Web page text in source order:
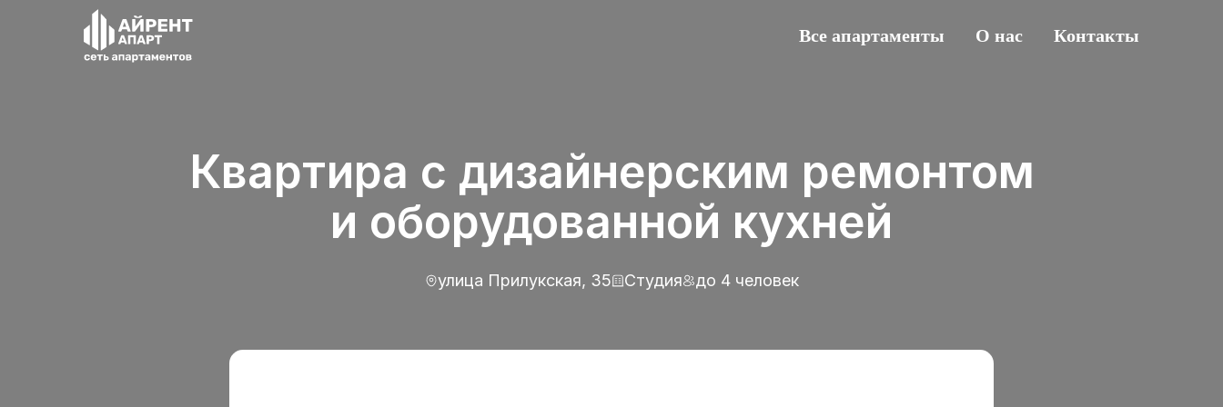
Все апартаменты О нас Контакты
Квартира с дизайнерским ремонтом
и оборудованной кухней
улица Прилукская, 35 Студия до 4 человек